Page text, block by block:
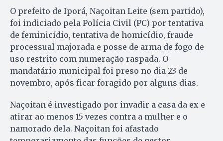
O prefeito de Iporá, Naçoitan Leite (sem partido),
foi indiciado pela Polícia Civil (PC) por tentativa
de feminicídio, tentativa de homicídio, fraude
processual majorada e posse de arma de fogo de
uso restrito com numeração raspada. O
mandatário municipal foi preso no dia 23 de
novembro, após ficar foragido por alguns dias.
Naçoitan é investigado por invadir a casa da ex e
atirar ao menos 15 vezes contra a mulher e o
namorado dela. Naçoitan foi afastado